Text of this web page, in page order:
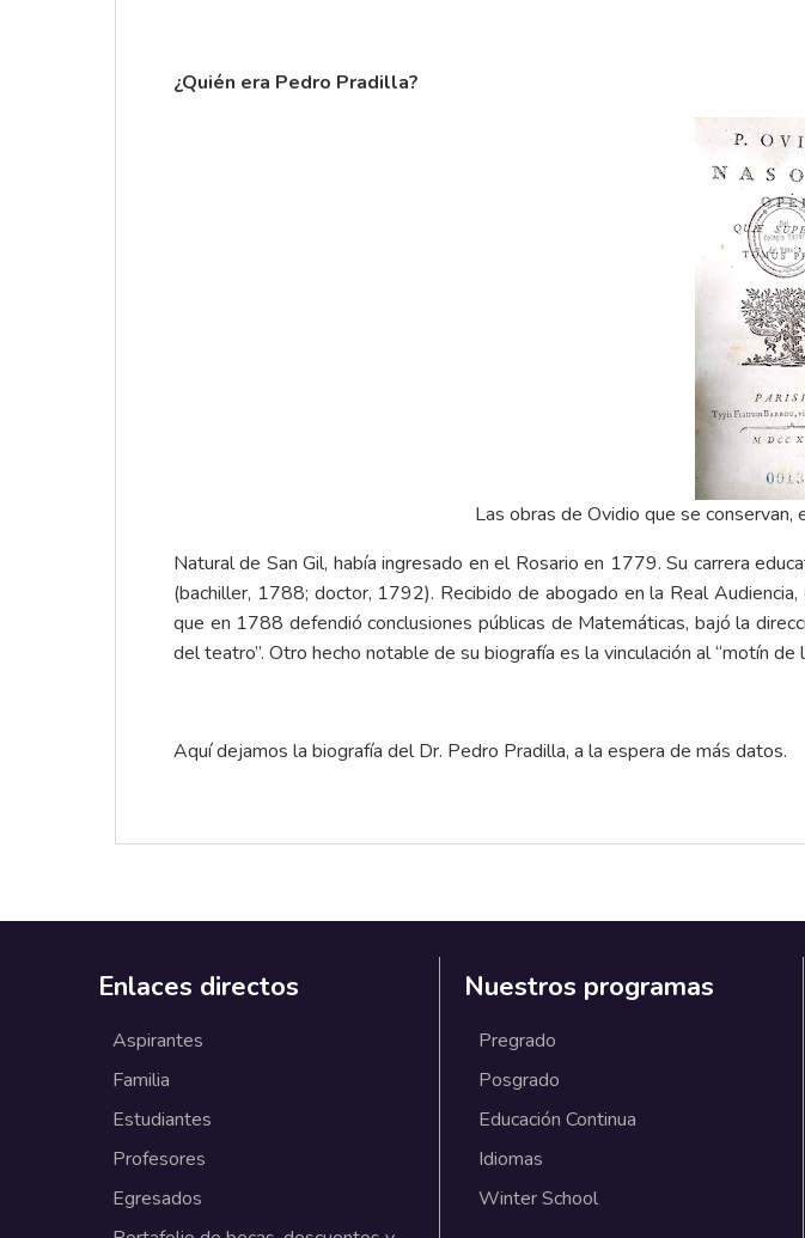
¿Quién era Pedro Pradilla?
Las obras de Ovidio que se
Natural de San Gil, había ingresado en el Rosario en 1779. Su carrera
(bachiller, 1788; doctor, 1792). Recibido de abogado en la Real
que en 1788 defendió conclusiones públicas de Matemáticas, bajó la
del teatro”. Otro hecho notable de su biografía es la vinculación al“motín de
Aquí dejamos la biografía del Dr. Pedro Pradilla, a la espera de más datos.
Enlaces directos
Aspirantes
Familia
Estudiantes
Profesores
Egresados
Nuestros programas
Pregrado
Posgrado
Educación Continua
Idiomas
Winter School